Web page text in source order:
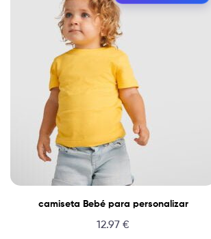
camiseta Bebé para personalizar
12.97 €